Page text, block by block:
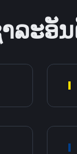
ລະອັ